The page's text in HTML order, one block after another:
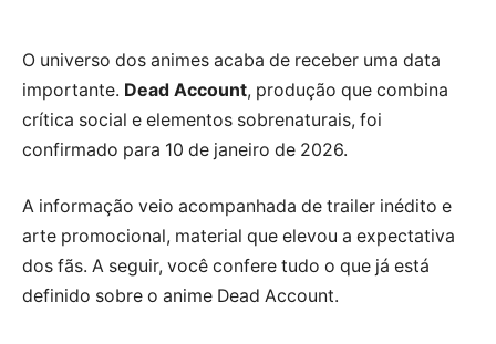
O universo dos animes acaba de receber uma data
importante. Dead Account, produção que combina
crítica social e elementos sobrenaturais, foi
confirmado para 10 de janeiro de 2026.
A informação veio acompanhada de trailer inédito e
arte promocional, material que elevou a expectativa
dos fãs. A seguir, você confere tudo o que já está
definido sobre o anime Dead Account.